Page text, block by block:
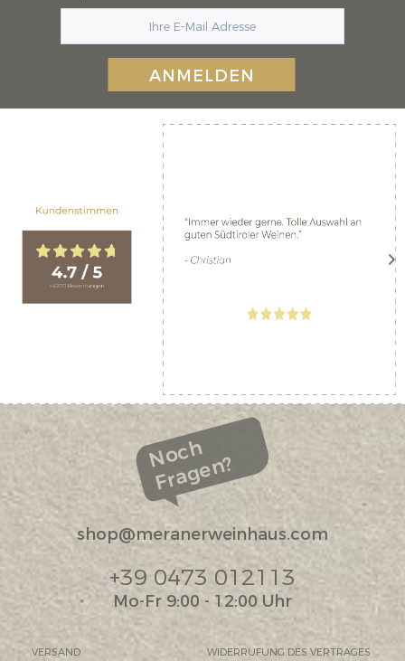
ANMELDEN
Noch
Fragen?
shop@meranerweinhaus.com
+39 0473 012113
Mo-Fr 9:00 - 12:00 Uhr
VERSAND WIDERRUFUNG DES VERTRAGES